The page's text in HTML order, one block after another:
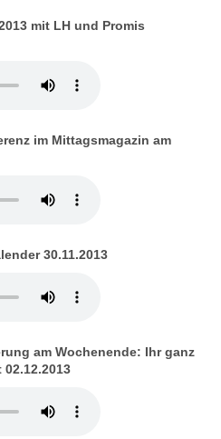
mit LH und Promis
im Mittagsmagazin am
30.11.2013
am Wochenende: Ihr ganz